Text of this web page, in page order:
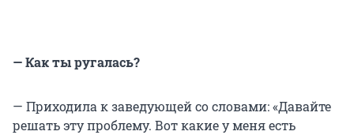
— Как ты ругалась?
— Приходила к заведующей со словами: «Давайте
решать эту проблему. Вот какие у меня есть